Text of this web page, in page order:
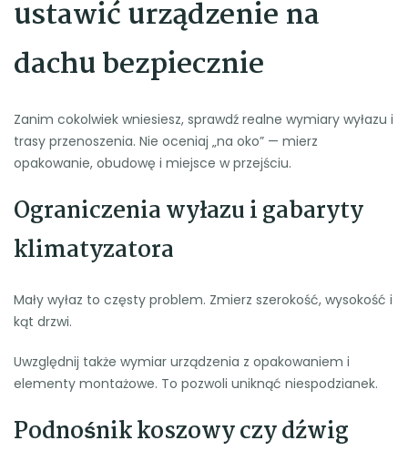
ustawić urządzenie na
dachu bezpiecznie
Zanim cokolwiek wniesiesz, sprawdź realne wymiary wyłazu i
trasy przenoszenia. Nie oceniaj „na oko” — mierz
opakowanie, obudowę i miejsce w przejściu.
Ograniczenia wyłazu i gabaryty
klimatyzatora
Mały wyłaz to częsty problem. Zmierz szerokość, wysokość i
kąt drzwi.
Uwzględnij także wymiar urządzenia z opakowaniem i
elementy montażowe. To pozwoli uniknąć niespodzianek.
Podnośnik koszowy czy dźwig